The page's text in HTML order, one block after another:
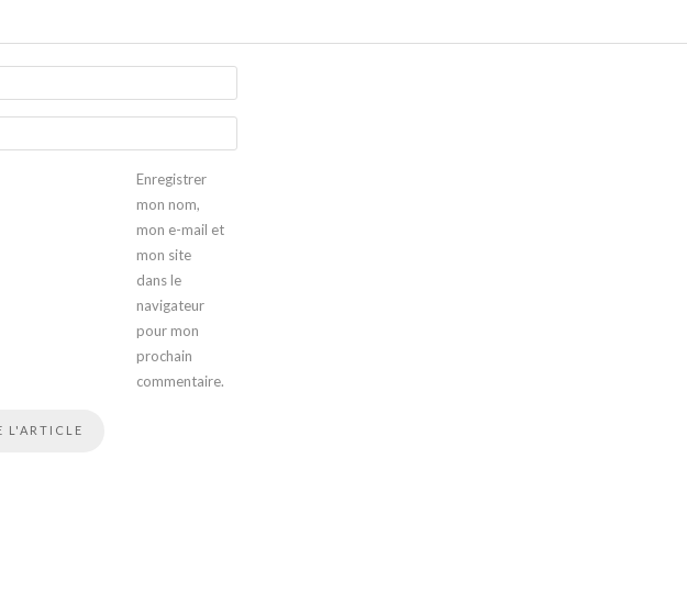
Enregistrer
mon nom,
mon e-mail et
mon site
dans le
navigateur
pour mon
prochain
commentaire.